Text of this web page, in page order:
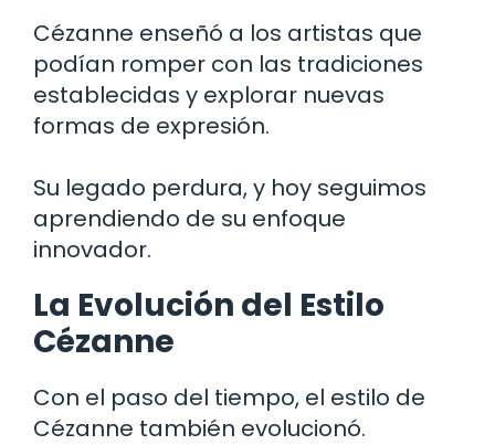
Cézanne enseñó a los artistas que
podían romper con las tradiciones
establecidas y explorar nuevas
formas de expresión.
Su legado perdura, y hoy seguimos
aprendiendo de su enfoque
innovador.
La Evolución del Estilo
Cézanne
Con el paso del tiempo, el estilo de
Cézanne también evolucionó.